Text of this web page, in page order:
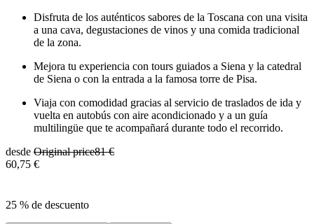
Disfruta de los auténticos sabores de la Toscana con una visita
a una cava, degustaciones de vinos y una comida tradicional
de la zona.
Mejora tu experiencia con tours guiados a Siena y la catedral
de Siena o con la entrada a la famosa torre de Pisa.
Viaja con comodidad gracias al servicio de traslados de ida y
vuelta en autobús con aire acondicionado y a un guía
multilingüe que te acompañará durante todo el recorrido.
desde Original price81 €
60,75 €
25 % de descuento